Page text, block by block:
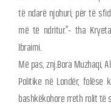
të ndarë njohuri, për të
më të ndritur.”- tha
Ibraimi.
Më pas, znj.Bora Muzhaqi,
Politike në Londër, folëse
bashkëkohore rreth rolit të